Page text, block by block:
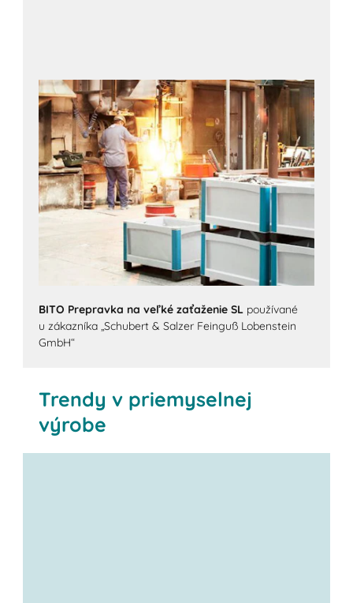
BITO Prepravka na veľké zaťaženie SL používané
u zákazníka „Schubert & Salzer Feinguß Lobenstein
GmbH“
Trendy v priemyselnej
výrobe